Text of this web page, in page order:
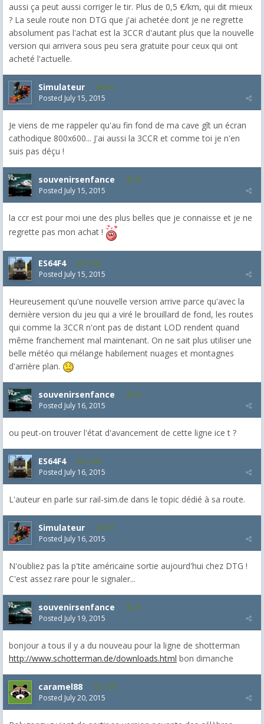
aussi ça peut aussi corriger le tir. Plus de 0,5 €/km, qui dit mieux
? La seule route non DTG que j'ai achetée dont je ne regrette
absolument pas l'achat est la 3CCR d'autant plus que la nouvelle
version qui arrivera sous peu sera gratuite pour ceux qui ont
acheté l'actuelle.
Simulateur 681
Posted July 15, 2015
Je viens de me rappeler qu'au fin fond de ma cave gît un écran
cathodique 800x600... J'ai aussi la 3CCR et comme toi je n'en
suis pas déçu !
souvenirsenfance 29
Posted July 15, 2015
la ccr est pour moi une des plus belles que je connaisse et je ne
regrette pas mon achat !
ES64F4 2,046
Posted July 15, 2015
Heureusement qu'une nouvelle version arrive parce qu'avec la
dernière version du jeu qui a viré le brouillard de fond, les routes
qui comme la 3CCR n'ont pas de distant LOD rendent quand
même franchement mal maintenant. On ne sait plus utiliser une
belle météo qui mélange habilement nuages et montagnes
d'arrière plan.
souvenirsenfance 29
Posted July 16, 2015
ou peut-on trouver l'état d'avancement de cette ligne ice t ?
ES64F4 2,046
Posted July 16, 2015
L'auteur en parle sur rail-sim.de dans le topic dédié à sa route.
Simulateur 681
Posted July 16, 2015
N'oubliez pas la p'tite américaine sortie aujourd'hui chez DTG !
C'est assez rare pour le signaler...
souvenirsenfance 29
Posted July 19, 2015
bonjour a tous il y a du nouveau pour la ligne de shotterman
http://www.schotterman.de/downloads.html bon dimanche
caramel88 1,291
Posted July 20, 2015